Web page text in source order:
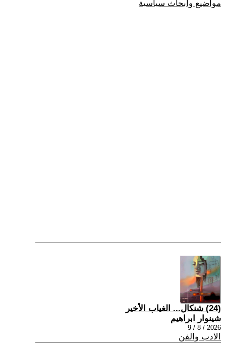
مواضيع وابحاث سياسية
(24) شنكال... الغياب الأخير
شينوار ابراهيم
2026 / 8 / 9
الادب والفن